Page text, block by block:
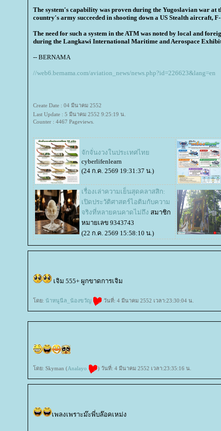
The system's capability was proven during the Yugoslavian war at
country's army succeeded in shooting down a US Stealth aircraft, F-
The need for such a system in the ATM was noted by local and
during the Langkawi International Maritime and Aerospace
-- BERNAMA
//web6.bernama.com/aviation_news/news.php?id=226623&lang=en
Create Date : 04 มีนาคม 2552
Last Update : 5 มีนาคม 2552 9:25:19 น.
Counter : 4467 Pageviews.
จักจั่นงวงในประเทศไท
cyberlifenlearn
(24 ก.ค. 2569 19:31:37 น.)
เรื่องเล่าความเย็นสุดคลาสสิก:
เปิดประวัติศาสตร์ไอติมกับความ
จริงที่หลายคนคาดไม่ถึง สมาชิก
หมายเลข 9343743
(22 ก.ค. 2569 15:58:10 น.)
เจิม 555+ ผูกขาดการเจิม
ดย: น้าหนูนีล_น้องขวัญ วันที่: 4 มีนาคม 2552 เวลา:23:30:04 น.
ดย: Skyman (Analayo ) วันที่: 4 มีนาคม 2552 เวลา:23:35:16 น.
เพลงเพราะม๊ะพี่บล๊อคเหม่ง